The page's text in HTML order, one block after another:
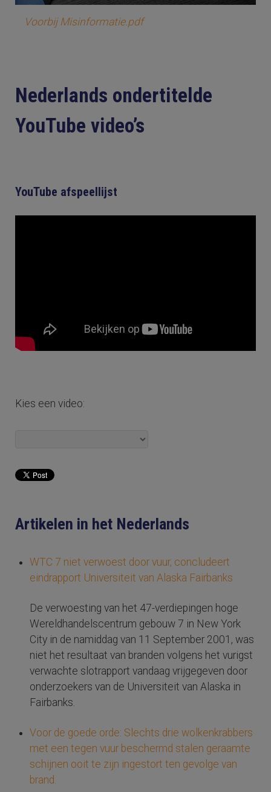
Voorbij Misinformatie.pdf
Nederlands ondertitelde
YouTube video’s
YouTube afspeellijst
Kies een video:
Artikelen in het Nederlands
WTC 7 niet verwoest door vuur, concludeert
eindrapport Universiteit van Alaska Fairbanks
De verwoesting van het 47-verdiepingen hoge
Wereldhandelscentrum gebouw 7 in New York
City in de namiddag van 11 September 2001, was
niet het resultaat van branden volgens het vurigst
verwachte slotrapport vandaag vrijgegeven door
onderzoekers van de Universiteit van Alaska in
Fairbanks.
Voor de goede orde: Slechts drie wolkenkrabbers
met een tegen vuur beschermd stalen geraamte
schijnen ooit te zijn ingestort ten gevolge van
brand.